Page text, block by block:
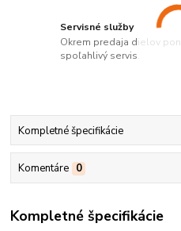
Servisné služby
Okrem predaja dielov
spoľahlivý servis.
Kompletné špecifikácie
Komentáre 0
Kompletné špecifikácie